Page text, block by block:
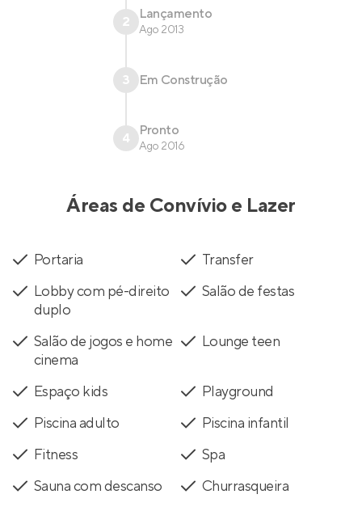
2 Lançamento
Ago 2013
3 Em Construção
4 Pronto
Ago 2016
Áreas de Convívio e Lazer
Portaria
Transfer
Lobby com pé-direito
duplo
Salão de festas
Salão de jogos e home
cinema
Lounge teen
Espaço kids
Playground
Piscina adulto
Piscina infantil
Fitness
Spa
Sauna com descanso
Churrasqueira